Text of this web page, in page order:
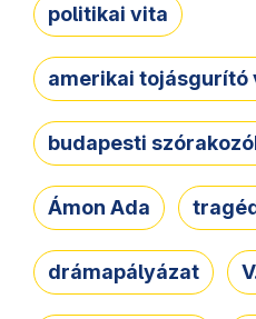
politikai vita
amerikai tojásgurító
budapesti
Ámon Ada
drámapályázat